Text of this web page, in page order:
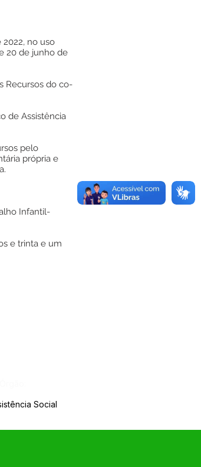
2022, no uso
20 de junho de
Recursos do co-
de Assistência
pelo
própria e
Infantil-
e trinta e um
Social